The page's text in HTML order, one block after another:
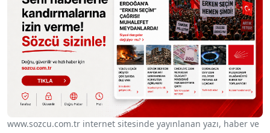
www.sozcu.com.tr internet sitesinde yayınlanan yazı, haber ve